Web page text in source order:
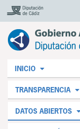
INICIO
TRANSPARENCIA
DATOS ABIERTOS